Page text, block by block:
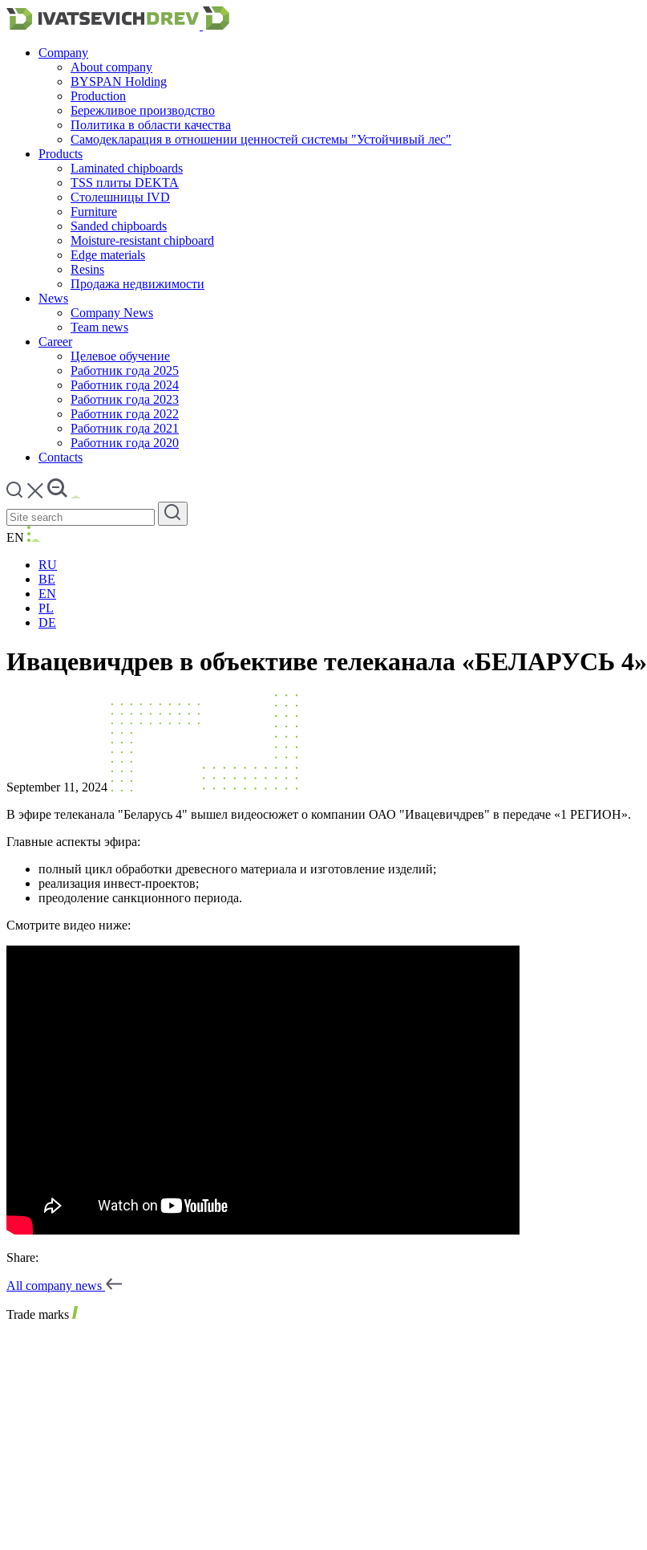
Company
About company
BYSPAN Holding
Production
Бережливое производство
Политика в области качества
Самодекларация в отношении ценностей системы "Устойчивый лес"
Products
Laminated chipboards
TSS плиты DEKTA
Столешницы IVD
Furniture
Sanded chipboards
Moisture-resistant chipboard
Edge materials
Resins
Продажа недвижимости
News
Company News
Team news
Career
Целевое обучение
Работник года 2025
Работник года 2024
Работник года 2023
Работник года 2022
Работник года 2021
Работник года 2020
Contacts
EN
RU
BE
EN
PL
DE
Ивацевичдрев в объективе телеканала «БЕЛАРУСЬ 4»
September 11, 2024
В эфире телеканала "Беларусь 4" вышел видеосюжет о компании ОАО "Ивацевичдрев" в передаче «1 РЕГИОН».
Главные аспекты эфира:
полный цикл обработки древесного материала и изготовление изделий;
реализация инвест-проектов;
преодоление санкционного периода.
Смотрите видео ниже:
Share:
All company news
Trade marks